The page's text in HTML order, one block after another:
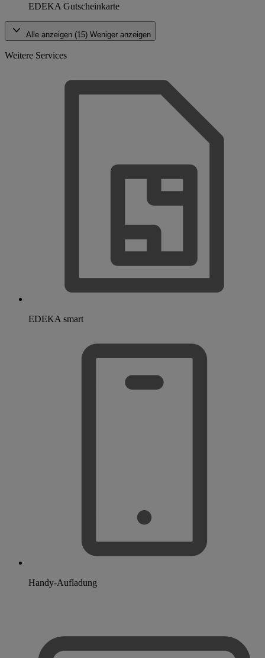
EDEKA Gutscheinkarte
Alle anzeigen (15) Weniger anzeigen
Weitere Services
EDEKA smart
Handy-Aufladung